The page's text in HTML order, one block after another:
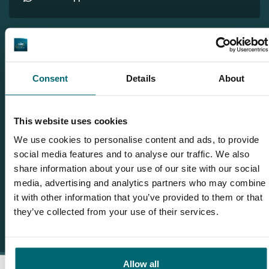
Consent Details About
This website uses cookies
We use cookies to personalise content and ads, to provide
social media features and to analyse our traffic. We also
share information about your use of our site with our social
media, advertising and analytics partners who may combine
it with other information that you’ve provided to them or that
they’ve collected from your use of their services.
Allow all
nieuwe PR's!
KWO BTW Revealed: Thimon Dokter bezoekt Belforet!
NIEUW: een extra Gite direct aan het water op Belforet!